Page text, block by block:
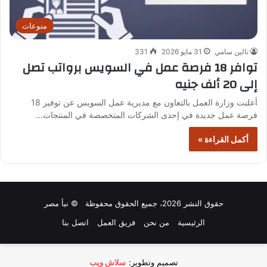
منوعات
تالين سامي 31 مايو 2026 331
توافر 18 فرصة عمل في السويس برواتب تصل
إلى 20 ألف جنيه
أعلنت وزارة العمل بالتعاون مع مديرية عمل السويس عن توفير 18
فرصة عمل جديدة في إحدى الشركات المتخصصة في المنتجات…
أكمل القراءة »
حقوق النشر 2026، جميع الحقوق محفوظة © نبأ مصر
الرئيسية
من نحن فريق العمل اتصل بنا
تصميم وتطوير: سلاش ويب